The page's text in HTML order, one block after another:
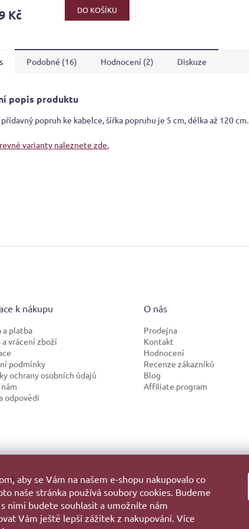
aby se Vám na našem e-shopu nakupovalo co
naše stránka používá soubory cookies. Budeme
nimi budete souhlasit a umožníte nám
Vám ještě lepší zážitek z nakupování. Více
Kč DO KOŠÍKU
Podobné (16) Hodnocení (2) Diskuze
popis produktu
popruh ke kabelce, šířka popruhu je 5 cm, délka až 120 cm.
varianty naleznete zde.
k nákupu
a platba
a vrácení zboží
podmínky
ochrany osobních údajů
odpovědi
O nás
Prodejna
Kontakt
Hodnocení
Recenze zákazníků
Blog
Affiliate program